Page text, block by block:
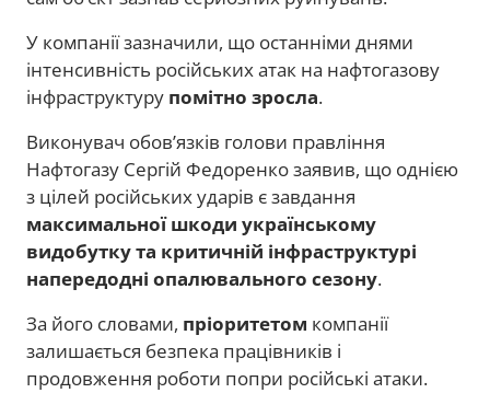
У компанії зазначили, що останніми днями
інтенсивність російських атак на нафтогазову
інфраструктуру помітно зросла.
Виконувач обов’язків голови правління
Нафтогазу Сергій Федоренко заявив, що однією
з цілей російських ударів є завдання
максимальної шкоди українському
видобутку та критичній інфраструктурі
напередодні опалювального сезону.
За його словами, пріоритетом компанії
залишається безпека працівників і
продовження роботи попри російські атаки.